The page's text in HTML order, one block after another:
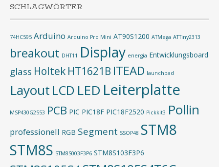
SCHLAGWÖRTER
74HC595 Arduino Arduino Pro Mini AT90S1200 ATMega ATTiny2313
breakout DHT11 Display energia Entwicklungsboard
glass Holtek HT1621B ITEAD launchpad
Layout LCD LED Leiterplatte
MSP430G2553 PCB PIC PIC18F PIC18F2520 Pickkit3 Pollin
professionell RGB Segment SSOP48 STM8
STM8S STM8S003F3P6 STM8S103F3P6